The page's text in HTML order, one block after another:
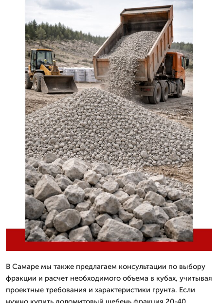
В Самаре мы также предлагаем консультации по выбору
фракции и расчет необходимого объема в кубах, учитывая
проектные требования и характеристики грунта. Если